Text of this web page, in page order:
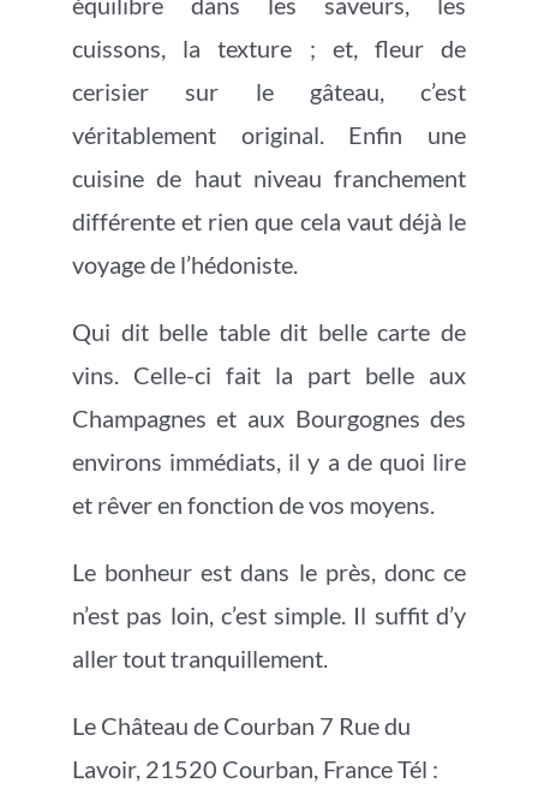
cuissons, la texture ; et, fleur de
cerisier sur le gâteau, c’est
véritablement original. Enfin une
cuisine de haut niveau franchement
différente et rien que cela vaut déjà le
voyage de l’hédoniste.
Qui dit belle table dit belle carte de
vins. Celle-ci fait la part belle aux
Champagnes et aux Bourgognes des
environs immédiats, il y a de quoi lire
et rêver en fonction de vos moyens.
Le bonheur est dans le près, donc ce
n’est pas loin, c’est simple. Il suffit d’y
aller tout tranquillement.
Le Château de Courban 7 Rue du
Lavoir, 21520 Courban, France Tél :